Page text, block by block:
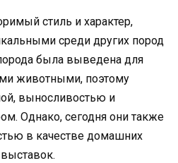
стиль и характер,
среди других пород
была выведена для
животными, поэтому
выносливостью и
Однако, сегодня они также
в качестве домашних